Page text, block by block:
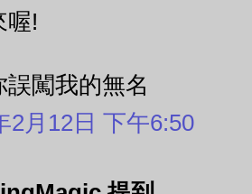
喔!
誤闖我的無名
2月12日 下午6:50